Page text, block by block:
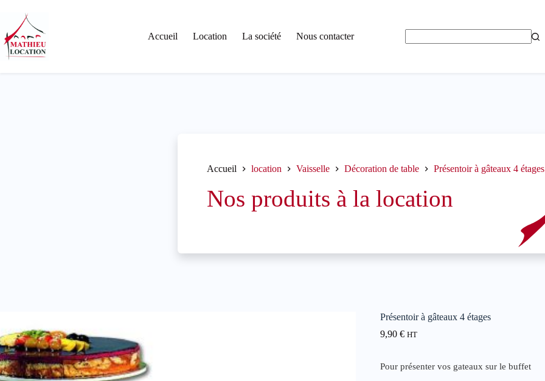
contenu
Accueil
Location La société
Nous contacter
Accueil location Vaisselle Décoration de table Présentoir à gâteaux 4 étages
Nos produits à la location
Présentoir à gâteaux 4 étages
9,90 € HT
Pour présenter vos gateaux sur le buffet